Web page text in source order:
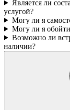
Является ли
услугой?
Могу ли я
Могу ли я
Возможно ли
наличии?